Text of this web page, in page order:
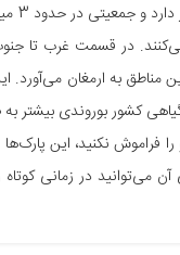
در قسمت غرب تا
مناطق به ارمغان می‌آورد.
کشور بوروندی بیشتر
نکنید، این پارک‌ها
می‌توانید در زمانی